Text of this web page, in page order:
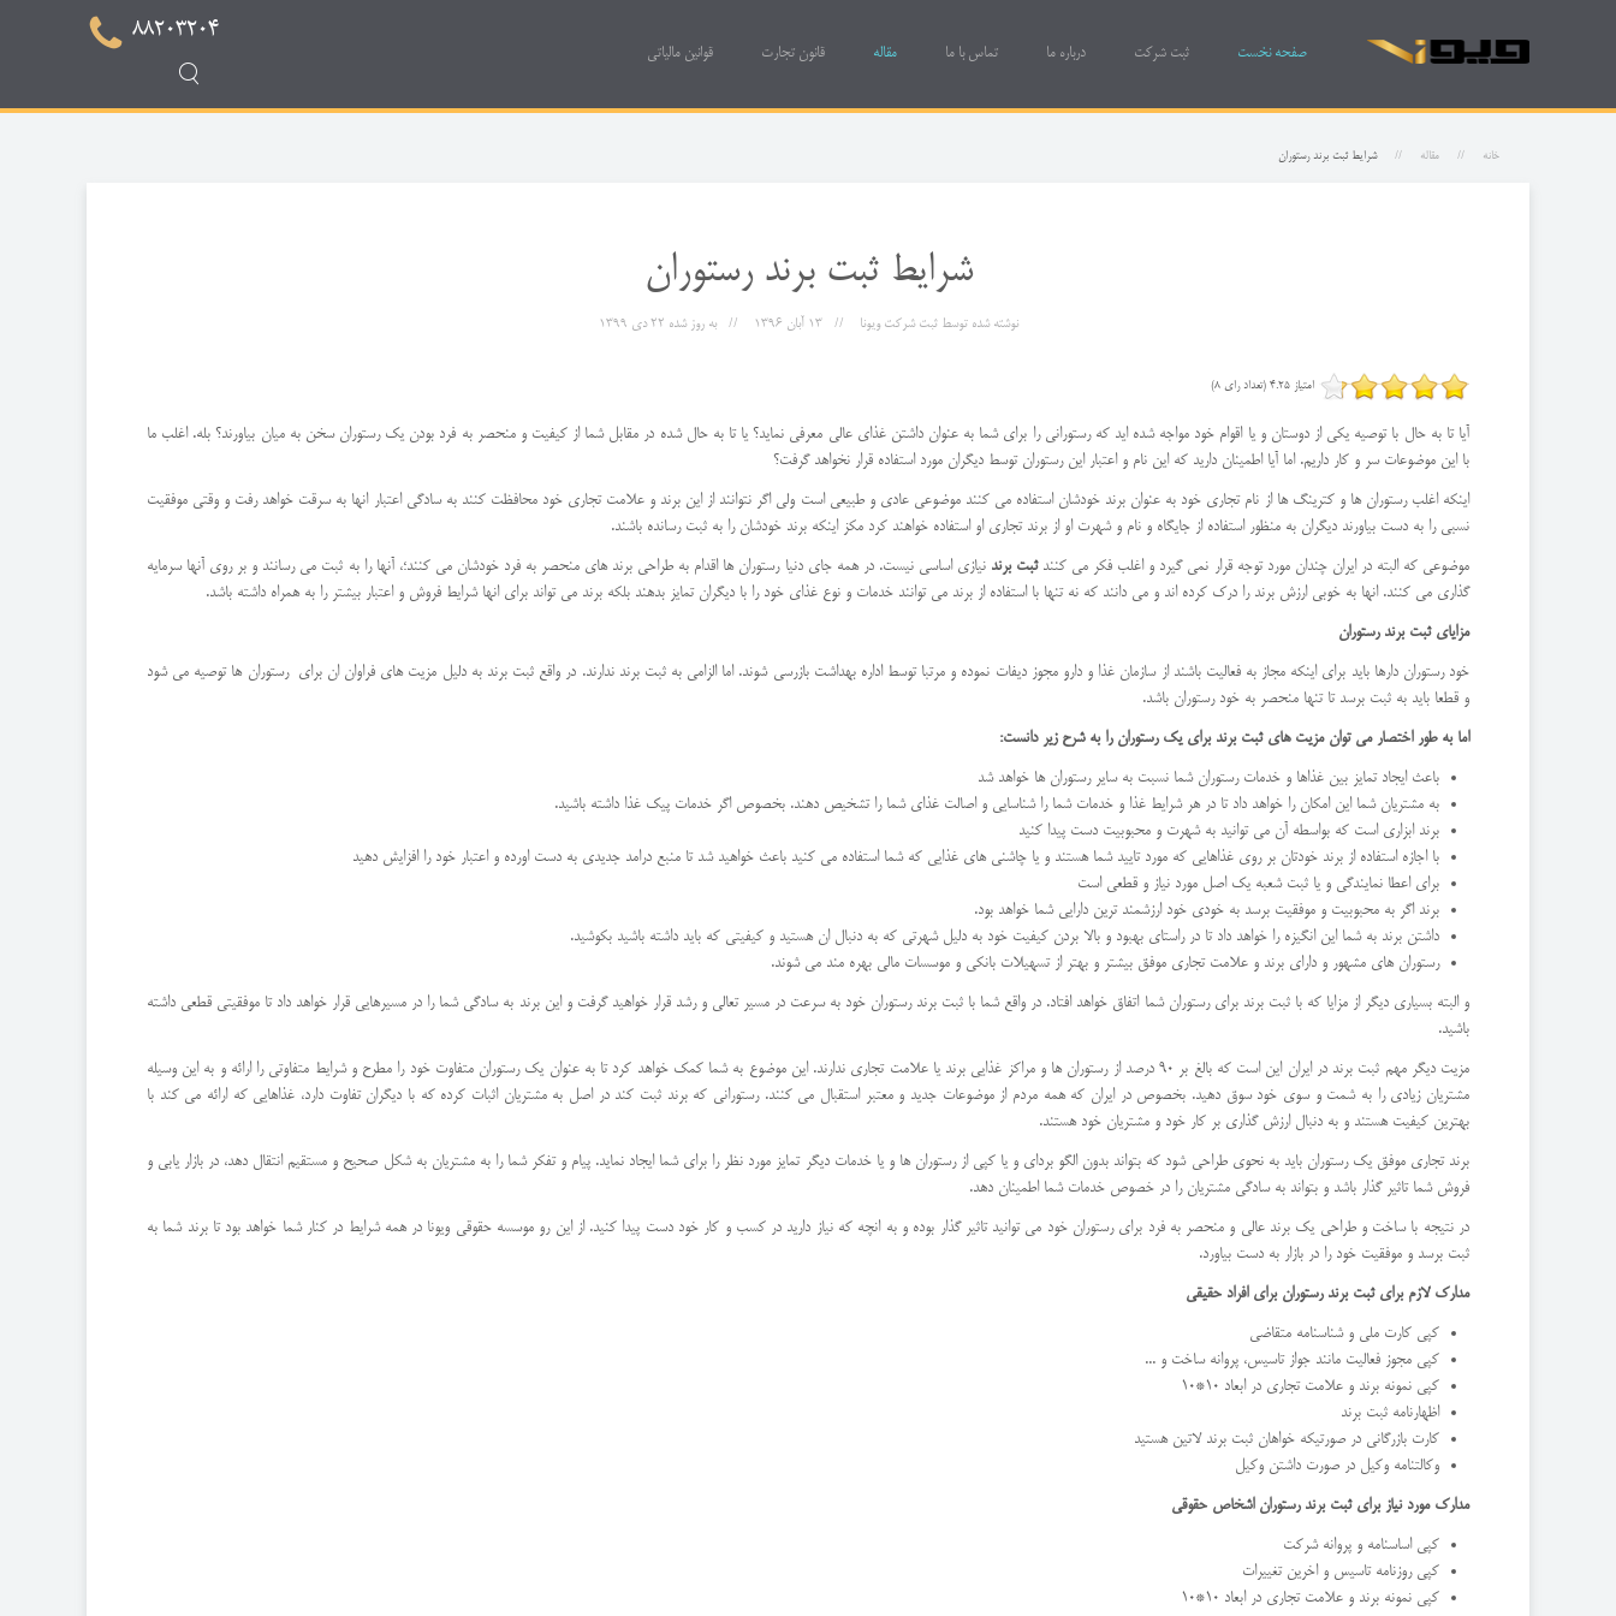
صفحه نخست ثبت شرکت درباره ما تماس با ما مقاله قانون تجارت قوانین مالیاتی
88203204
خانه مقاله شرایط ثبت برند رستوران
شرایط ثبت برند رستوران
نوشته شده توسطثبت شرکت ویونا 13 آبان 1396 به روز شده 22 دی 1399
امتیاز 4.25 (تعداد رای 8)
آیا تا به حال با توصیه یکی از دوستان و یا اقوام خود مواجه شده اید که رستورانی را برای شما به عنوان داشتن غذای عالی معرفی نماید؟ یا تا به حال شده در مقابل شما از کیفیت و منحصر به فرد بودن یک رستوران سخن به میان بیاورند؟ بله. اغلب ما
با این موضوعات سر و کار داریم. اما آیا اطمینان دارید که این نام و اعتبار این رستوران توسط دیگران مورد استفاده قرار نخواهد گرفت؟
اینکه اغلب رستوران ها و کترینگ ها از نام تجاری خود به عنوان برند خودشان استفاده می کنند موضوعی عادی و طبیعی است ولی اگر نتوانند از این برند و علامت تجاری خود محافظت کنند به سادگی اعتبار انها به سرقت خواهد رفت و وقتی موفقیت
نسبی را به دست بیاورند دیگران به منظور استفاده از جایگاه و نام و شهرت او از برند تجاری او استفاده خواهند کرد مکز اینکه برند خودشان را به ثبت رسانده باشند.
موضوعی که البته در ایران چندان مورد توجه قرار نمی گیرد و اغلب فکر می کنندثبت برند نیازی اساسی نیست. در همه جای دنیا رستوران ها اقدام به طراحی برند های منحصر به فرد خودشان می کنند؛، آنها را به ثبت می رسانند و بر روی آنها سرمایه
گذاری می کنند. انها به خوبی ارزش برند را درک کرده اند و می دانند که نه تنها با استفاده از برند می توانند خدمات و نوع غذای خود را با دیگران تمایز بدهند بلکه برند می تواند برای انها شرایط فروش و اعتبار بیشتر را به همراه داشته باشد.
مزایای ثبت برند رستوران
خود رستوران دارها باید برای اینکه مجاز به فعالیت باشند از سازمان غذا و دارو مجوز دیفات نموده و مرتبا توسط اداره بهداشت بازرسی شوند. اما الزامی به ثبت برند ندارند. در واقع ثبت برند به دلیل مزیت های فراوان ان برای رستوران ها توصیه می شود
و قطعا باید به ثبت برسد تا تنها منحصر به خود رستوران باشد.
اما به طور اختصار می توان مزیت های ثبت برند برای یک رستوران را به شرح زیر دانست:
باعث ایجاد تمایز بین غذاها و خدمات رستوران شما نسبت به سایر رستوران ها خواهد شد
به مشتریان شما این امکان را خواهد داد تا در هر شرایط غذا و خدمات شما را شناسایی و اصالت غذای شما را تشخیص دهند. بخصوص اگر خدمات پیک غذا داشته باشید.
برند ابزاری است که بواسطه آن می توانید به شهرت و محبوبیت دست پیدا کنید
با اجازه استفاده از برند خودتان بر روی غذاهایی که مورد تایید شما هستند و یا چاشنی های غذایی که شما استفاده می کنید باعث خواهید شد تا منبع درامد جدیدی به دست اورده و اعتبار خود را افزایش دهید
برای اعطا نمایندگی و یا ثبت شعبه یک اصل مورد نیاز و قطعی است
برند اگر به محبوبیت و موفقیت برسد به خودی خود ارزشمند ترین دارایی شما خواهد بود.
داشتن برند به شما این انگیزه را خواهد داد تا در راستای بهبود و بالا بردن کیفیت خود به دلیل شهرتی که به دنبال ان هستید و کیفیتی که باید داشته باشید بکوشید.
رستوران های مشهور و دارای برند و علامت تجاری موفق بیشتر و بهتر از تسهیلات بانکی و موسسات مالی بهره مند می شوند.
و البته بسیاری دیگر از مزایا که با ثبت برند برای رستوران شما اتفاق خواهد افتاد. در واقع شما با ثبت برند رستوران خود به سرعت در مسیر تعالی و رشد قرار خواهید گرفت و این برند به سادگی شما را در مسیرهایی قرار خواهد داد تا موفقیتی قطعی داشته
باشید.
مزیت دیگر مهم ثبت برند در ایران این است که بالغ بر 90 درصد از رستوران ها و مراکز غذایی برند یا علامت تجاری ندارند. این موضوع به شما کمک خواهد کرد تا به عنوان یک رستوران متفاوت خود را مطرح و شرایط متفاوتی را ارائه و به این وسیله
مشتریان زیادی را به شمت و سوی خود سوق دهید. بخصوص در ایران که همه مردم از موضوعات جدید و معتبر استقبال می کنند. رستورانی که برند ثبت کند در اصل به مشتریان اثبات کرده که با دیگران تفاوت دارد، غذاهایی که ارائه می کند با
بهترین کیفیت هستند و به دنبال ارزش گذاری بر کار خود و مشتریان خود هستند.
برند تجاری موفق یک رستوران باید به نحوی طراحی شود که بتواند بدون الگو بردای و یا کپی از رستوران ها و یا خدمات دیگر تمایز مورد نظر را برای شما ایجاد نماید. پیام و تفکر شما را به مشتریان به شکل صحیح و مستقیم انتقال دهد، در بازار یابی و
فروش شما تاثیر گذار باشد و بتواند به سادگی مشتریان را در خصوص خدمات شما اطمینان دهد.
در نتیجه با ساخت و طراحی یک برند عالی و منحصر به فرد برای رستوران خود می توانید تاثیر گذار بوده و به انچه که نیاز دارید در کسب و کار خود دست پیدا کنید. از این رو موسسه حقوقی ویونا در همه شرایط در کنار شما خواهد بود تا برند شما به
ثبت برسد و موفقیت خود را در بازار به دست بیاورد.
مدارک لازم برای ثبت برند رستوران برای افراد حقیقی
کپی کارت ملی و شناسنامه متقاضی
کپی مجوز فعالیت مانند جواز تاسیس، پروانه ساخت و ...
کپی نمونه برند و علامت تجاری در ابعاد 10*10
اظهارنامه ثبت برند
کارت بازرگانی در صورتیکه خواهان ثبت برند لاتین هستید
وکالتنامه وکیل در صورت داشتن وکیل
مدارک مورد نیاز برای ثبت برند رستوران اشخاص حقوقی
کپی اساسنامه و پروانه شرکت
کپی روزنامه تاسیس و اخرین تغییرات
کپی نمونه برند و علامت تجاری در ابعاد 10*10